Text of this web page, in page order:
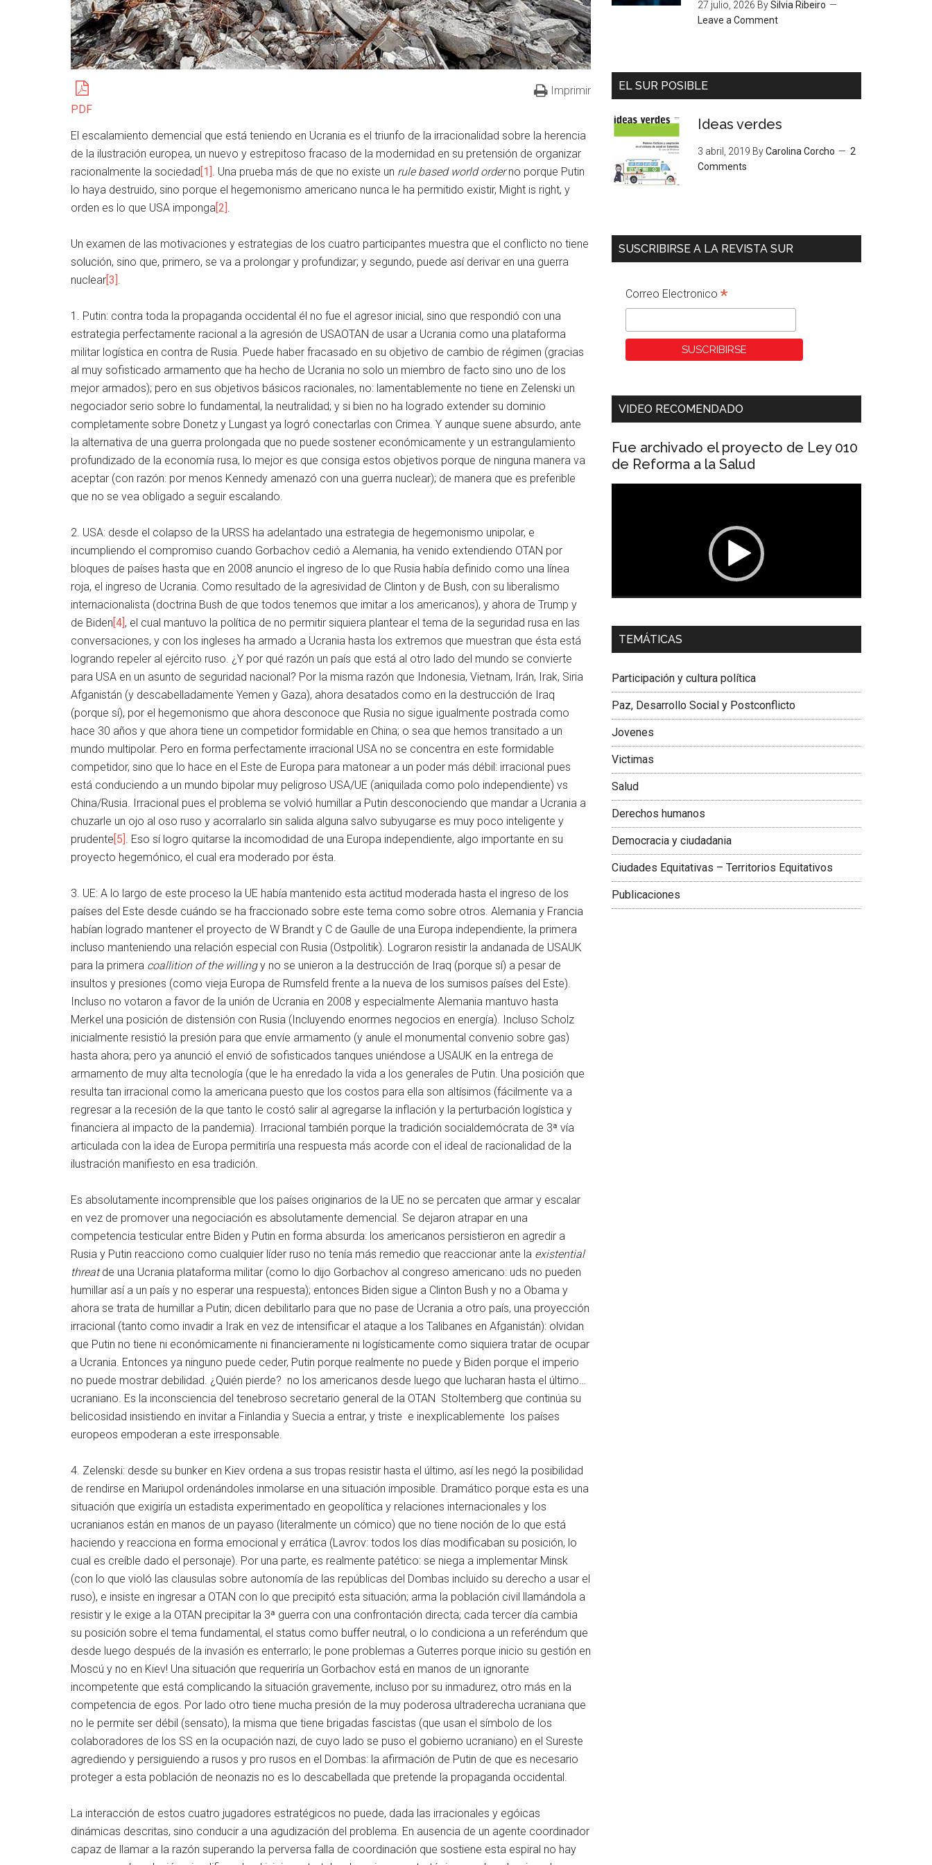
PDF
Imprimir
El escalamiento demencial que está teniendo en Ucrania es el triunfo de la irracionalidad sobre la herencia
de la ilustración europea, un nuevo y estrepitoso fracaso de la modernidad en su pretensión de organizar
racionalmente la sociedad[1] . Una prueba más de que no existe un rule based world orderno porque Putin
lo haya destruido, sino porque el hegemonismo americano nunca le ha permitido existir, Might is right, y
orden es lo que USA imponga[2]
Un examen de las motivaciones y estrategias de los cuatro participantes muestra que el conflicto no tiene
solución, sino que, primero, se va a prolongar y profundizar; y segundo, puede así derivar en una guerra
nuclear[3]
1. Putin: contra toda la propaganda occidental él no fue el agresor inicial, sino que respondió con una
estrategia perfectamente racional a la agresión de USAOTAN de usar a Ucrania como una plataforma
militar logística en contra de Rusia. Puede haber fracasado en su objetivo de cambio de régimen (gracias
al muy sofisticado armamento que ha hecho de Ucrania no solo un miembro de facto sino uno de los
mejor armados); pero en sus objetivos básicos racionales, no: lamentablemente no tiene en Zelenski un
negociador serio sobre lo fundamental, la neutralidad; y si bien no ha logrado extender su dominio
completamente sobre Donetz y Lungast ya logró conectarlas con Crimea. Y aunque suene absurdo, ante
la alternativa de una guerra prolongada que no puede sostener económicamente y un estrangulamiento
profundizado de la economía rusa, lo mejor es que consiga estos objetivos porque de ninguna manera va
aceptar (con razón: por menos Kennedy amenazó con una guerra nuclear); de manera que es preferible
que no se vea obligado a seguir escalando.
2. USA: desde el colapso de la URSS ha adelantado una estrategia de hegemonismo unipolar, e
incumpliendo el compromiso cuando Gorbachov cedió a Alemania, ha venido extendiendo OTAN por
bloques de países hasta que en 2008 anuncio el ingreso de lo que Rusia había definido como una línea
roja, el ingreso de Ucrania. Como resultado de la agresividad de Clinton y de Bush, con su liberalismo
internacionalista (doctrina Bush de que todos tenemos que imitar a los americanos), y ahora de Trump y
de Biden[4], el cual mantuvo la política de no permitir siquiera plantear el tema de la seguridad rusa en las
conversaciones, y con los ingleses ha armado a Ucrania hasta los extremos que muestran que ésta está
logrando repeler al ejército ruso. ¿Y por qué razón un país que está al otro lado del mundo se convierte
para USA en un asunto de seguridad nacional? Por la misma razón que Indonesia, Vietnam, Irán, Irak, Siria
Afganistán (y descabelladamente Yemen y Gaza), ahora desatados como en la destrucción de Iraq
(porque sí), por el hegemonismo que ahora desconoce que Rusia no sigue igualmente postrada como
hace 30 años y que ahora tiene un competidor formidable en China; o sea que hemos transitado a un
mundo multipolar. Pero en forma perfectamente irracional USA no se concentra en este formidable
competidor, sino que lo hace en el Este de Europa para matonear a un poder más débil: irracional pues
está conduciendo a un mundo bipolar muy peligroso USA/UE (aniquilada como polo independiente) vs
China/Rusia. Irracional pues el problema se volvió humillar a Putin desconociendo que mandar a Ucrania a
chuzarle un ojo al oso ruso y acorralarlo sin salida alguna salvo subyugarse es muy poco inteligente y
prudente[5] . Eso sí logro quitarse la incomodidad de una Europa independiente, algo importante en su
proyecto hegemónico, el cual era moderado por ésta.
3. UE: A lo largo de este proceso la UE había mantenido esta actitud moderada hasta el ingreso de los
países del Este desde cuándo se ha fraccionado sobre este tema como sobre otros. Alemania y Francia
habían logrado mantener el proyecto de W Brandt y C de Gaulle de una Europa independiente, la primera
incluso manteniendo una relación especial con Rusia (Ostpolitik). Lograron resistir la andanada de USAUK
para la primera coallition of the willingy no se unieron a la destrucción de Iraq (porque sí) a pesar de
insultos y presiones (como vieja Europa de Rumsfeld frente a la nueva de los sumisos países del Este).
Incluso no votaron a favor de la unión de Ucrania en 2008 y especialmente Alemania mantuvo hasta
Merkel una posición de distensión con Rusia (Incluyendo enormes negocios en energía). Incluso Scholz
inicialmente resistió la presión para que envíe armamento (y anule el monumental convenio sobre gas)
hasta ahora; pero ya anunció el envió de sofisticados tanques uniéndose a USAUK en la entrega de
armamento de muy alta tecnología (que le ha enredado la vida a los generales de Putin. Una posición que
resulta tan irracional como la americana puesto que los costos para ella son altísimos (fácilmente va a
regresar a la recesión de la que tanto le costó salir al agregarse la inflación y la perturbación logística y
financiera al impacto de la pandemia). Irracional también porque la tradición socialdemócrata de 3ª vía
articulada con la idea de Europa permitiría una respuesta más acorde con el ideal de racionalidad de la
ilustración manifiesto en esa tradición.
Es absolutamente incomprensible que los países originarios de la UE no se percaten que armar y escalar
en vez de promover una negociación es absolutamente demencial. Se dejaron atrapar en una
competencia testicular entre Biden y Putin en forma absurda: los americanos persistieron en agredir a
Rusia y Putin reacciono como cualquier líder ruso no tenía más remedio que reaccionar ante la existential
threatde una Ucrania plataforma militar (como lo dijo Gorbachov al congreso americano: uds no pueden
humillar así a un país y no esperar una respuesta); entonces Biden sigue a Clinton Bush y no a Obama y
ahora se trata de humillar a Putin; dicen debilitarlo para que no pase de Ucrania a otro país, una proyección
irracional (tanto como invadir a Irak en vez de intensificar el ataque a los Talibanes en Afganistán): olvidan
que Putin no tiene ni económicamente ni financieramente ni logísticamente como siquiera tratar de ocupar
a Ucrania. Entonces ya ninguno puede ceder, Putin porque realmente no puede y Biden porque el imperio
no puede mostrar debilidad. ¿Quién pierde? no los americanos desde luego que lucharan hasta el último…
ucraniano. Es la inconsciencia del tenebroso secretario general de la OTAN Stoltemberg que continúa su
belicosidad insistiendo en invitar a Finlandia y Suecia a entrar, y triste e inexplicablemente los países
europeos empoderan a este irresponsable.
4. Zelenski: desde su bunker en Kiev ordena a sus tropas resistir hasta el último, así les negó la posibilidad
de rendirse en Mariupol ordenándoles inmolarse en una situación imposible. Dramático porque esta es una
situación que exigiría un estadista experimentado en geopolítica y relaciones internacionales y los
ucranianos están en manos de un payaso (literalmente un cómico) que no tiene noción de lo que está
haciendo y reacciona en forma emocional y errática (Lavrov: todos los días modificaban su posición, lo
cual es creíble dado el personaje). Por una parte, es realmente patético: se niega a implementar Minsk
(con lo que violó las clausulas sobre autonomía de las repúblicas del Dombas incluido su derecho a usar el
ruso), e insiste en ingresar a OTAN con lo que precipitó esta situación; arma la población civil llamándola a
resistir y le exige a la OTAN precipitar la 3ª guerra con una confrontación directa; cada tercer día cambia
su posición sobre el tema fundamental, el status como buffer neutral, o lo condiciona a un referéndum que
desde luego después de la invasión es enterrarlo; le pone problemas a Guterres porque inicio su gestión en
Moscú y no en Kiev! Una situación que requeriría un Gorbachov está en manos de un ignorante
incompetente que está complicando la situación gravemente, incluso por su inmadurez, otro más en la
competencia de egos. Por lado otro tiene mucha presión de la muy poderosa ultraderecha ucraniana que
no le permite ser débil (sensato), la misma que tiene brigadas fascistas (que usan el símbolo de los
colaboradores de los SS en la ocupación nazi, de cuyo lado se puso el gobierno ucraniano) en el Sureste
agrediendo y persiguiendo a rusos y pro rusos en el Dombas: la afirmación de Putin de que es necesario
proteger a esta población de neonazis no es lo descabellada que pretende la propaganda occidental.
La interacción de estos cuatro jugadores estratégicos no puede, dada las irracionales y egóicas
dinámicas descritas, sino conducir a una agudización del problema. En ausencia de un agente coordinador
capaz de llamar a la razón superando la perversa falla de coordinación que sostiene esta espiral no hay
27 julio, 2026 BySilvia Ribeiro
Leave a Comment
EL SUR POSIBLE
Ideas verdes
3 abril, 2019 ByCarolina Corcho
2
Comments
SUSCRIBIRSE A LA REVISTA SUR
Correo Electronico *
VIDEO RECOMENDADO
Fue archivado el proyecto de Ley 010
de Reforma a la Salud
Dra. Carolina Corcho Mejía,
Latinoamericana Sur, Vicepresidenta Federación
TEMÁTICAS
Participación y cultura política
Paz, Desarrollo Social y Postconflicto
Jovenes
Victimas
Salud
Derechos humanos
Democracia y ciudadania
Ciudades Equitativas – Territorios Equitativos
Publicaciones